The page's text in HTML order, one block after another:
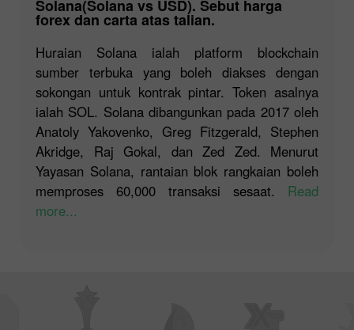
Solana(Solana vs USD). Sebut harga
forex dan carta atas talian.
Huraian Solana ialah platform blockchain
sumber terbuka yang boleh diakses dengan
sokongan untuk kontrak pintar. Token asalnya
ialah SOL. Solana dibangunkan pada 2017 oleh
Anatoly Yakovenko, Greg Fitzgerald, Stephen
Akridge, Raj Gokal, dan Zed Zed. Menurut
Yayasan Solana, rantaian blok rangkaian boleh
memproses 60,000 transaksi sesaat. Read
more...